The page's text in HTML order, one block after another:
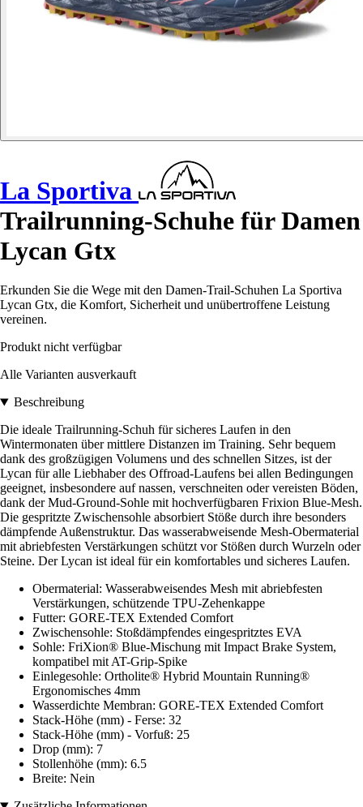
La Sportiva
Trailrunning-Schuhe für Damen
Lycan Gtx
Erkunden Sie die Wege mit den Damen-Trail-Schuhen La Sportiva
Lycan Gtx, die Komfort, Sicherheit und unübertroffene Leistung
vereinen.
Produkt nicht verfügbar
Alle Varianten ausverkauft
Beschreibung
Die ideale Trailrunning-Schuh für sicheres Laufen in den
Wintermonaten über mittlere Distanzen im Training. Sehr bequem
dank des großzügigen Volumens und des schnellen Sitzes, ist der
Lycan für alle Liebhaber des Offroad-Laufens bei allen Bedingungen
geeignet, insbesondere auf nassen, verschneiten oder vereisten Böden,
dank der Mud-Ground-Sohle mit hochverfügbaren Frixion Blue-Mesh.
Die gespritzte Zwischensohle absorbiert Stöße durch ihre besonders
dämpfende Außenstruktur. Das wasserabweisende Mesh-Obermaterial
mit abriebfesten Verstärkungen schützt vor Stößen durch Wurzeln oder
Steine. Der Lycan ist ideal für ein komfortables und sicheres Laufen.
Obermaterial: Wasserabweisendes Mesh mit abriebfesten
Verstärkungen, schützende TPU-Zehenkappe
Futter: GORE-TEX Extended Comfort
Zwischensohle: Stoßdämpfendes eingespritztes EVA
Sohle: FriXion® Blue-Mischung mit Impact Brake System,
kompatibel mit AT-Grip-Spike
Einlegesohle: Ortholite® Hybrid Mountain Running®
Ergonomisches 4mm
Wasserdichte Membran: GORE-TEX Extended Comfort
Stack-Höhe (mm) - Ferse: 32
Stack-Höhe (mm) - Vorfuß: 25
Drop (mm): 7
Stollenhöhe (mm): 6.5
Breite: Nein